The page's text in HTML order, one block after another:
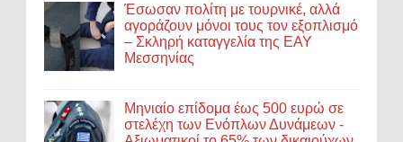
Έσωσαν πολίτη με τουρνικέ, αλλά
αγοράζουν μόνοι τους τον εξοπλισμό
– Σκληρή καταγγελία της ΕΑΥ
Μεσσηνίας
Μηνιαίο επίδομα έως 500 ευρώ σε
στελέχη των Ενόπλων Δυνάμεων -